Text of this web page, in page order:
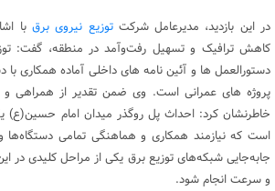
در این بازدید، مدیرعامل شرکت توزیع نیروی برق با
کاهش ترافیک و تسهیل رفت‌وآمد در منطقه، گفت:
دستورالعمل ها و آئین نامه های داخلی آماده همکاری با
پروژه های عمرانی است. وی ضمن تقدیر از همراهی
خاطرنشان کرد: احداث پل روگذر میدان امام حسین(ع)
است که نیازمند همکاری و هماهنگی تمامی دستگاه‌ها
جابه‌جایی شبکه‌های توزیع برق یکی از مراحل کلیدی در
و سرعت انجام شود.